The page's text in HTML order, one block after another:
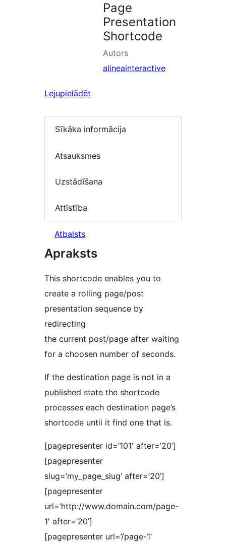
Page
Presentation
Shortcode
Autors
alineainteractive
Lejupielādēt
Sīkāka informācija
Atsauksmes
Uzstādīšana
Attīstība
Atbalsts
Apraksts
This shortcode enables you to
create a rolling page/post
presentation sequence by
redirecting
the current post/page after waiting
for a choosen number of seconds.
If the destination page is not in a
published state the shortcode
processes each destination page’s
shortcode until it find one that is.
[pagepresenter id=’101′ after=’20’]
[pagepresenter
slug=’my_page_slug’ after=’20’]
[pagepresenter
url=’http://www.domain.com/page-
1′ after=’20’]
[pagepresenter url=’/page-1′